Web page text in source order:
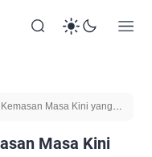
Masa Kini yang
Masa Kini